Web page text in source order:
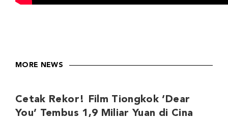
MORE NEWS
Cetak Rekor! Film Tiongkok ‘Dear
You’ Tembus 1,9 Miliar Yuan di Cina